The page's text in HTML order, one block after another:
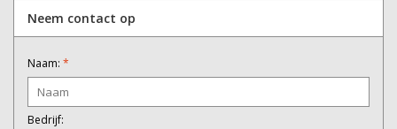
Neem contact op
Naam: *
Bedrijf: